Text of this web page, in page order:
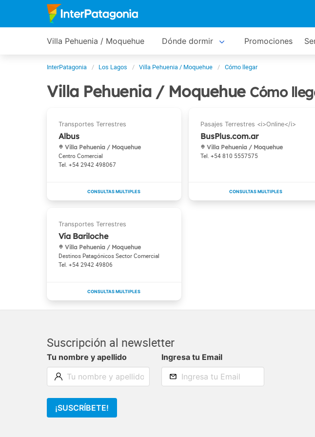
Villa Pehuenia / Moquehue Dónde dormir Promociones
InterPatagonia Los Lagos Villa Pehuenia / Moquehue Cómo llegar
Villa Pehuenia / Moquehue Cómo
Albus
Villa Pehuenia / Moquehue
Centro Comercial
+54 2942 498067
BusPlus.com.ar
Villa Pehuenia / Moquehue
+54 810 5557575
Vía Bariloche
Villa Pehuenia / Moquehue
Destinos Patagónicos Sector Comercial
+54 2942 49806
Suscripción al newsletter
Tu nombre y apellido Ingresa tu Email
¡SUSCRÍBETE!